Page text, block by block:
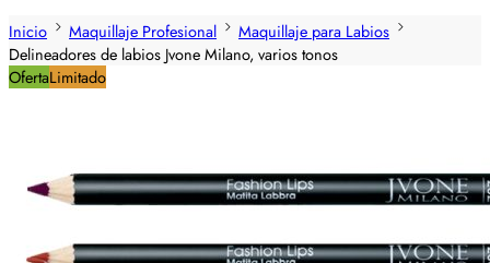
Inicio
Maquillaje Profesional
Maquillaje para Labios
Delineadores de labios Jvone Milano, varios tonos
OfertaLimitado